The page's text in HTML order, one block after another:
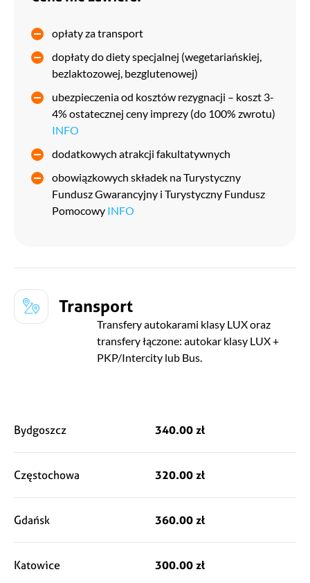
opłaty za transport
dopłaty do diety specjalnej (wegetariańskiej,
bezlaktozowej, bezglutenowej)
ubezpieczenia od kosztów rezygnacji – koszt 3-
4% ostatecznej ceny imprezy (do 100% zwrotu)
INFO
dodatkowych atrakcji fakultatywnych
obowiązkowych składek na Turystyczny
Fundusz Gwarancyjny i Turystyczny Fundusz
Pomocowy INFO
Transport
Transfery autokarami klasy LUX oraz
transfery łączone: autokar klasy LUX +
PKP/Intercity lub Bus.
Bydgoszcz 340.00 zł
Częstochowa 320.00 zł
Gdańsk 360.00 zł
Katowice 300.00 zł